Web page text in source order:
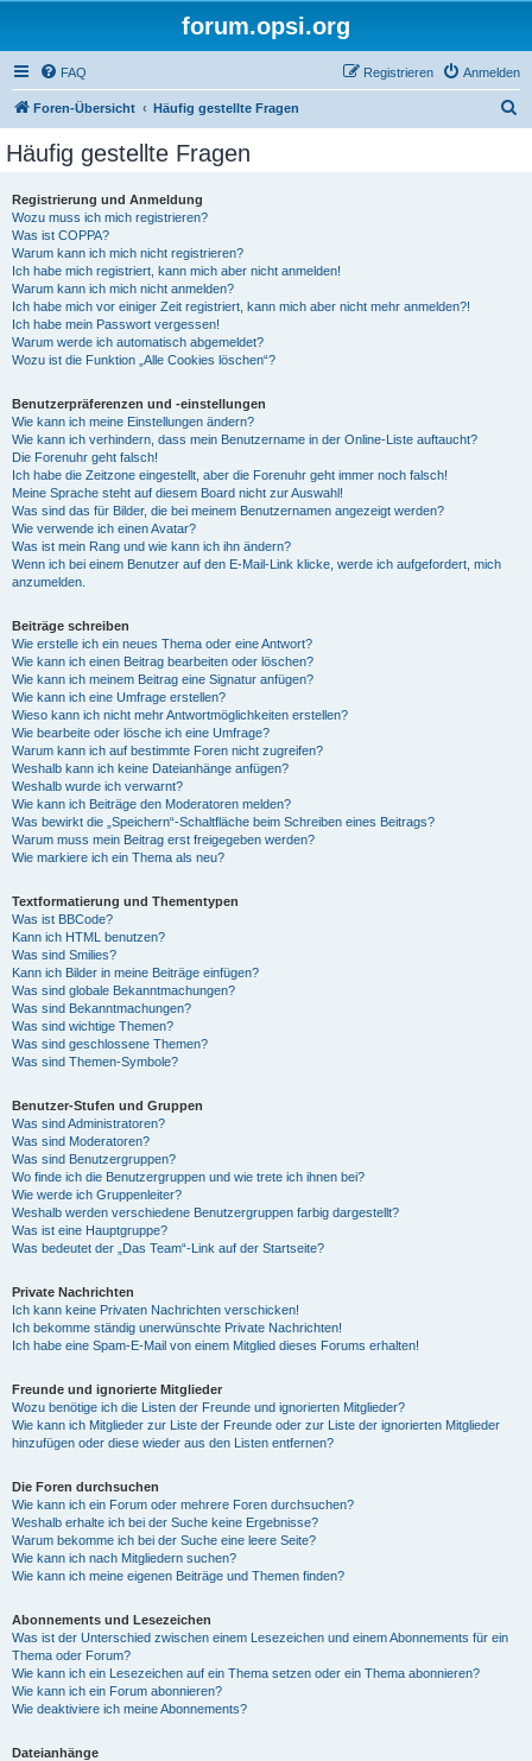
forum.opsi.org
FAQ Anmelden
Registrieren
Foren-Übersicht Häufig gestellte Fragen
Häufig gestellte Fragen
Registrierung und Anmeldung
Wozu muss ich mich registrieren?
Was ist COPPA?
Warum kann ich mich nicht registrieren?
Ich habe mich registriert, kann mich aber nicht anmelden!
Warum kann ich mich nicht anmelden?
Ich habe mich vor einiger Zeit registriert, kann mich aber nicht mehr anmelden?!
Ich habe mein Passwort vergessen!
Warum werde ich automatisch abgemeldet?
Wozu ist die Funktion „Alle Cookies löschen“?
Benutzerpräferenzen und -einstellungen
Wie kann ich meine Einstellungen ändern?
Wie kann ich verhindern, dass mein Benutzername in der Online-Liste auftaucht?
Die Forenuhr geht falsch!
Ich habe die Zeitzone eingestellt, aber die Forenuhr geht immer noch falsch!
Meine Sprache steht auf diesem Board nicht zur Auswahl!
Was sind das für Bilder, die bei meinem Benutzernamen angezeigt werden?
Wie verwende ich einen Avatar?
Was ist mein Rang und wie kann ich ihn ändern?
Wenn ich bei einem Benutzer auf den E-Mail-Link klicke, werde ich aufgefordert, mich
anzumelden.
Beiträge schreiben
Wie erstelle ich ein neues Thema oder eine Antwort?
Wie kann ich einen Beitrag bearbeiten oder löschen?
Wie kann ich meinem Beitrag eine Signatur anfügen?
Wie kann ich eine Umfrage erstellen?
Wieso kann ich nicht mehr Antwortmöglichkeiten erstellen?
Wie bearbeite oder lösche ich eine Umfrage?
Warum kann ich auf bestimmte Foren nicht zugreifen?
Weshalb kann ich keine Dateianhänge anfügen?
Weshalb wurde ich verwarnt?
Wie kann ich Beiträge den Moderatoren melden?
Was bewirkt die „Speichern“-Schaltfläche beim Schreiben eines Beitrags?
Warum muss mein Beitrag erst freigegeben werden?
Wie markiere ich ein Thema als neu?
Textformatierung und Thementypen
Was ist BBCode?
Kann ich HTML benutzen?
Was sind Smilies?
Kann ich Bilder in meine Beiträge einfügen?
Was sind globale Bekanntmachungen?
Was sind Bekanntmachungen?
Was sind wichtige Themen?
Was sind geschlossene Themen?
Was sind Themen-Symbole?
Benutzer-Stufen und Gruppen
Was sind Administratoren?
Was sind Moderatoren?
Was sind Benutzergruppen?
Wo finde ich die Benutzergruppen und wie trete ich ihnen bei?
Wie werde ich Gruppenleiter?
Weshalb werden verschiedene Benutzergruppen farbig dargestellt?
Was ist eine Hauptgruppe?
Was bedeutet der „Das Team“-Link auf der Startseite?
Private Nachrichten
Ich kann keine Privaten Nachrichten verschicken!
Ich bekomme ständig unerwünschte Private Nachrichten!
Ich habe eine Spam-E-Mail von einem Mitglied dieses Forums erhalten!
Freunde und ignorierte Mitglieder
Wozu benötige ich die Listen der Freunde und ignorierten Mitglieder?
Wie kann ich Mitglieder zur Liste der Freunde oder zur Liste der ignorierten Mitglieder
hinzufügen oder diese wieder aus den Listen entfernen?
Die Foren durchsuchen
Wie kann ich ein Forum oder mehrere Foren durchsuchen?
Weshalb erhalte ich bei der Suche keine Ergebnisse?
Warum bekomme ich bei der Suche eine leere Seite?
Wie kann ich nach Mitgliedern suchen?
Wie kann ich meine eigenen Beiträge und Themen finden?
Abonnements und Lesezeichen
Was ist der Unterschied zwischen einem Lesezeichen und einem Abonnements für ein
Thema oder Forum?
Wie kann ich ein Lesezeichen auf ein Thema setzen oder ein Thema abonnieren?
Wie kann ich ein Forum abonnieren?
Wie deaktiviere ich meine Abonnements?
Dateianhänge